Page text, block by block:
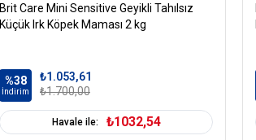
Brit Care Mini Sensitive Geyikli Tahılsız
Küçük Irk Köpek Maması 2 kg
%38
İndirim
₺1.053,61
₺1.700,00
Havale ile: ₺1032,54